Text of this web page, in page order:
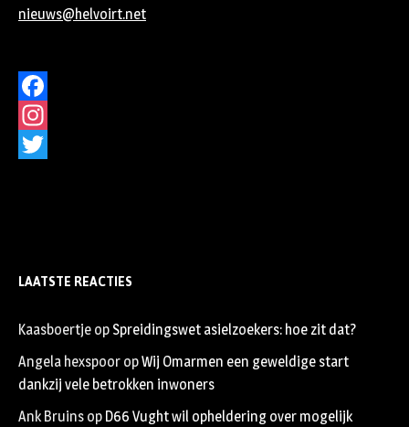
nieuws@helvoirt.net
Facebook
Instagram
LAATSTE REACTIES
Kaasboertje op Spreidingswet asielzoekers: hoe zit dat?
Angela hexspoor opWij Omarmen een geweldige start
dankzij vele betrokken inwoners
Ank Bruins op D66 Vught wil opheldering over mogelijk